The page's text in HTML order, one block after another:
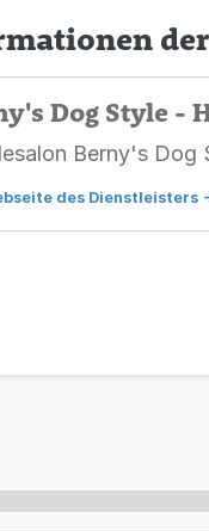
Dog Style -
Berny's Dog
des Dienstleisters